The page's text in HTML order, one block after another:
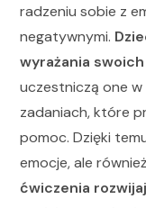
radzeniu sobie z
negatywnymi.
wyrażania
uczestniczą one
zadaniach, które
pomoc. Dzięki
emocje, ale
ćwiczenia